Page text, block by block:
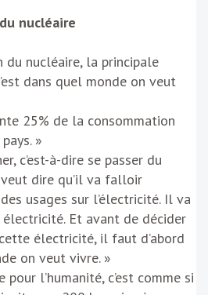
nucléaire
du nucléaire, la principale
dans quel monde on veut
25% de la consommation
»
c’est-à-dire se passer du
dire qu’il va falloir
usages sur l’électricité. Il va
Et avant de décider
électricité, il faut d’abord
on veut vivre. »
pour l’humanité, c’est comme si